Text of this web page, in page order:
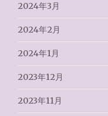
2024年3月
2024年2月
2024年1月
2023年12月
2023年11月